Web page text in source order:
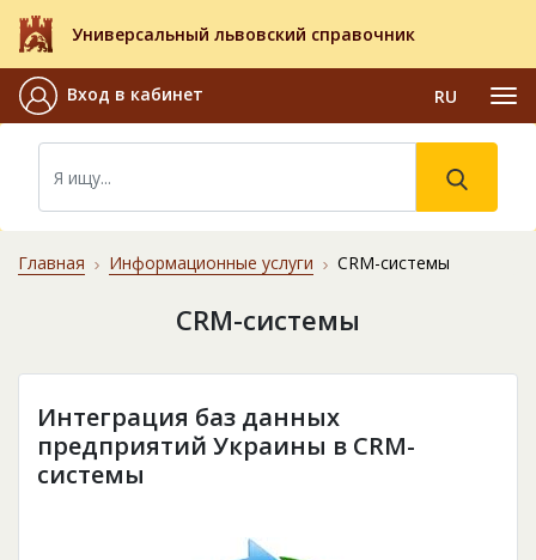
Универсальный львовский справочник
Вход в кабинет RU
Главная Информационные услуги CRM-системы
CRM-системы
Интеграция баз данных
предприятий Украины в CRM-
системы